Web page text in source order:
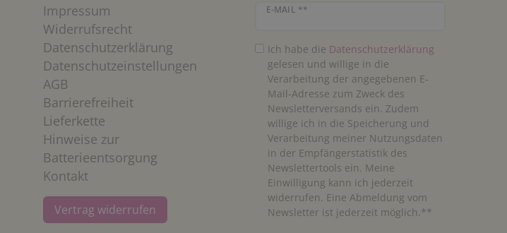
Impressum
Widerrufsrecht
Datenschutzerklärung
Datenschutzeinstellungen
AGB
Barrierefreiheit
Lieferkette
Hinweise zur
Batterieentsorgung
Kontakt
Vertrag widerrufen
E-MAIL **
Newsletter Honig
Ich habe die Daten­schutz­erklärung
gelesen und willige in die
Verarbeitung der angegebenen E-
Mail-Adresse zum Zweck des
Newsletterversands ein. Zudem
willige ich in die Speicherung und
Verarbeitung meiner Nutzungsdaten
in der Empfängerstatistik des
Newslettertools ein. Meine
Einwilligung kann ich jederzeit
widerrufen. Eine Abmeldung vom
Newsletter ist jederzeit möglich.**